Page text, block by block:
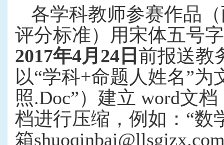
各学科教师参赛作品
评分标准）用宋体五号字
2017年4月 24 日 前报送教
以“学科+命题人姓名”为
照.Doc”）建立 word文档
档进行压缩，例如：“数
箱